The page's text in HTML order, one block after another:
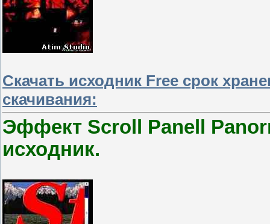
Скачать исходник Free срок
скачивания:
Эффект Scroll Panell
исходник.